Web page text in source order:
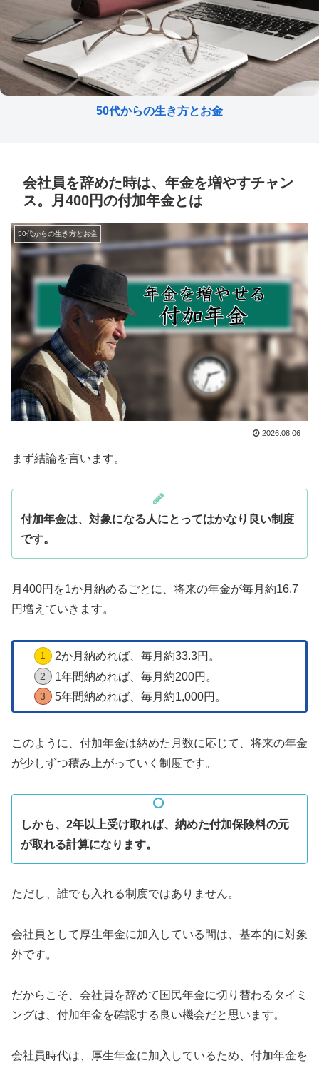
50代からの生き方とお金
会社員を辞めた時は、年金を増やすチャン
ス。月400円の付加年金とは
50代からの生き方とお金
2026.08.06
まず結論を言います。
付加年金は、対象になる人にとってはかなり良い制度
です。
月400円を1か月納めるごとに、将来の年金が毎月約16.7
円増えていきます。
2か月納めれば、毎月約33.3円。
1年間納めれば、毎月約200円。
5年間納めれば、毎月約1,000円。
このように、付加年金は納めた月数に応じて、将来の年金
が少しずつ積み上がっていく制度です。
しかも、2年以上受け取れば、納めた付加保険料の元
が取れる計算になります。
ただし、誰でも入れる制度ではありません。
会社員として厚生年金に加入している間は、基本的に対象
外です。
だからこそ、会社員を辞めて国民年金に切り替わるタイミ
ングは、付加年金を確認する良い機会だと思います。
会社員時代は、厚生年金に加入しているため、付加年金を